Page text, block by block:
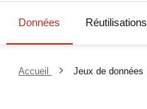
Données Réutilisations
Accueil Jeux de données